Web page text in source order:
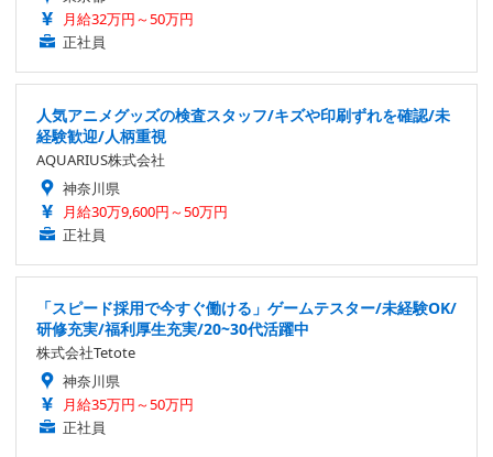
月給32万円～50万円
正社員
人気アニメグッズの検査スタッフ/キズや印刷ずれを確認/未
経験歓迎/人柄重視
AQUARIUS株式会社
神奈川県
月給30万9,600円～50万円
正社員
「スピード採用で今すぐ働ける」ゲームテスター/未経験OK/
研修充実/福利厚生充実/20~30代活躍中
株式会社Tetote
神奈川県
月給35万円～50万円
正社員